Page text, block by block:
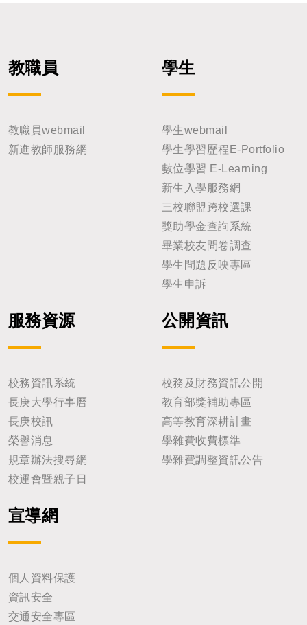
教職員
教職員webmail
新進教師服務網
學生
學生webmail
學生學習歷程E-Portfolio
數位學習 E-Learning
新生入學服務網
三校聯盟跨校選課
獎助學金查詢系統
畢業校友問卷調查
學生問題反映專區
學生申訴
服務資源
校務資訊系統
長庚大學行事曆
長庚校訊
榮譽消息
規章辦法搜尋網
校運會暨親子日
公開資訊
校務及財務資訊公開
教育部獎補助專區
高等教育深耕計畫
學雜費收費標準
學雜費調整資訊公告
宣導網
個人資料保護
資訊安全
交通安全專區